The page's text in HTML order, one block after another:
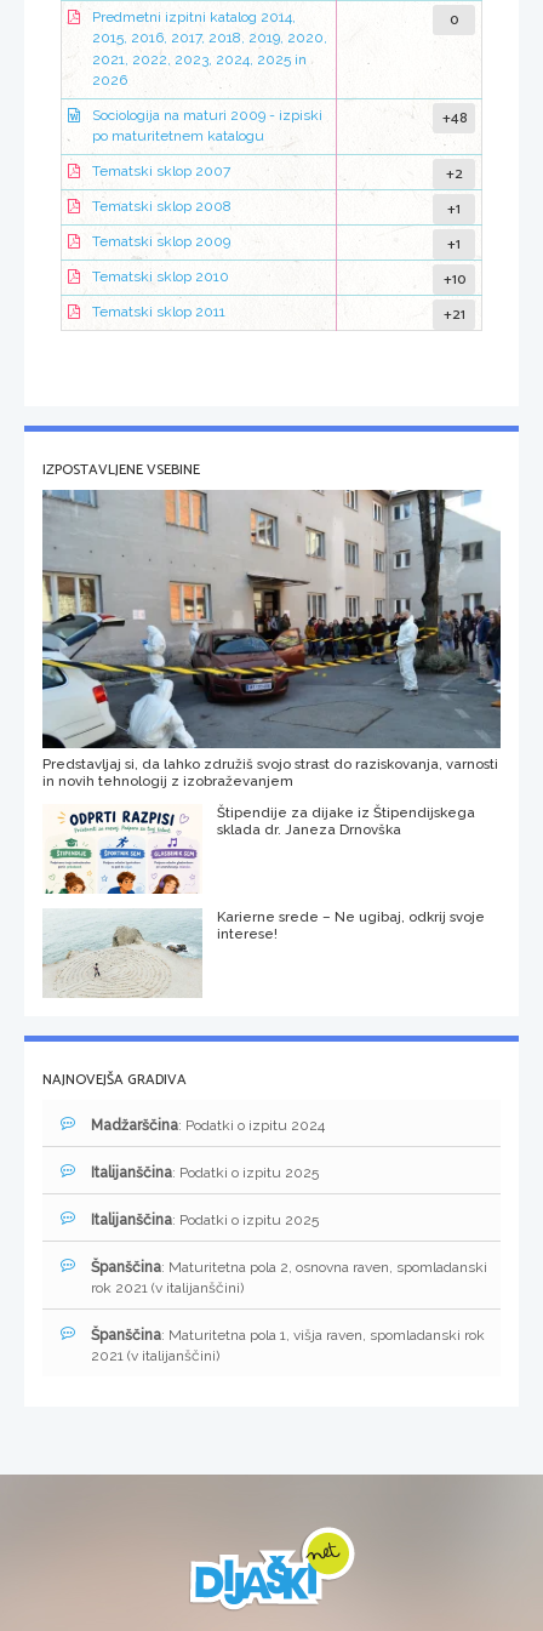
Predmetni izpitni katalog 2014,
2015, 2016, 2017, 2018, 2019, 2020,
2021, 2022, 2023, 2024, 2025 in
2026
0
Sociologija na maturi 2009 - izpiski
po maturitetnem katalogu
+48
Tematski sklop 2007 +2
Tematski sklop 2008 +1
Tematski sklop 2009 +1
Tematski sklop 2010 +10
Tematski sklop 2011 +21
IZPOSTAVLJENE VSEBINE
Predstavljaj si, da lahko združiš svojo strast do raziskovanja, varnosti
in novih tehnologij z izobraževanjem
Štipendije za dijake iz Štipendijskega
sklada dr. Janeza Drnovška
Karierne srede – Ne ugibaj, odkrij svoje
interese!
NAJNOVEJŠA GRADIVA
Madžarščina: Podatki o izpitu 2024
Italijanščina: Podatki o izpitu 2025
Italijanščina: Podatki o izpitu 2025
Španščina: Maturitetna pola 2, osnovna raven, spomladanski
rok 2021 (v italijanščini)
Španščina: Maturitetna pola 1, višja raven, spomladanski rok
2021 (v italijanščini)